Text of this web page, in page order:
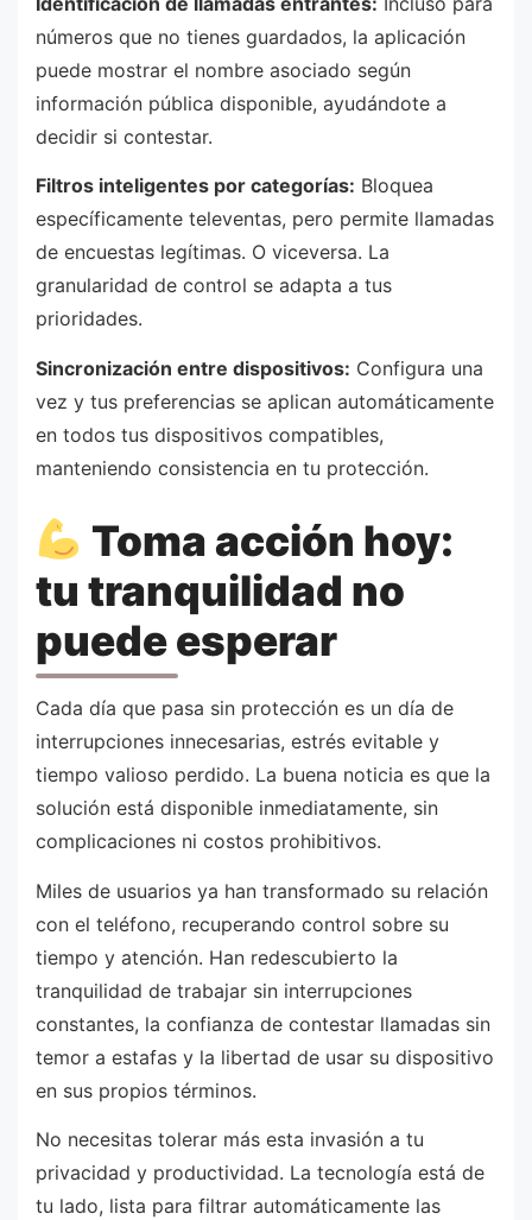
números que no tienes guardados, la aplicación
puede mostrar el nombre asociado según
información pública disponible, ayudándote a
decidir si contestar.
Filtros inteligentes por categorías: Bloquea
específicamente televentas, pero permite llamadas
de encuestas legítimas. O viceversa. La
granularidad de control se adapta a tus
prioridades.
Sincronización entre dispositivos: Configura una
vez y tus preferencias se aplican automáticamente
en todos tus dispositivos compatibles,
manteniendo consistencia en tu protección.
Toma acción hoy:
tu tranquilidad no
puede esperar
Cada día que pasa sin protección es un día de
interrupciones innecesarias, estrés evitable y
tiempo valioso perdido. La buena noticia es que la
solución está disponible inmediatamente, sin
complicaciones ni costos prohibitivos.
Miles de usuarios ya han transformado su relación
con el teléfono, recuperando control sobre su
tiempo y atención. Han redescubierto la
tranquilidad de trabajar sin interrupciones
constantes, la confianza de contestar llamadas sin
temor a estafas y la libertad de usar su dispositivo
en sus propios términos.
No necesitas tolerar más esta invasión a tu
privacidad y productividad. La tecnología está de
tu lado, lista para filtrar automáticamente las